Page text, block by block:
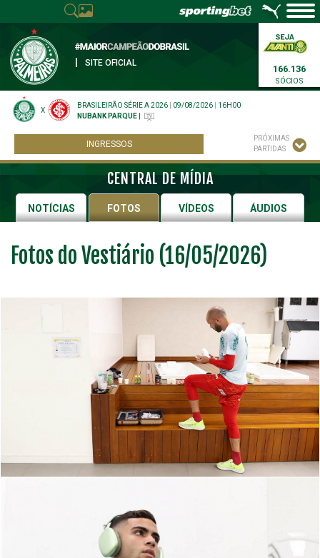
SITE OFICIAL
166.136
SÓCIOS
X
BRASILEIRÃO SÉRIE A 2026 09/08/2026
16H00
NUBANK PARQUE
INGRESSOS
PRÓXIMAS
PARTIDAS
CENTRAL DE MÍDIA
NOTÍCIAS FOTOS VÍDEOS ÁUDIOS
Fotos do Vestiário (16/05/2026)